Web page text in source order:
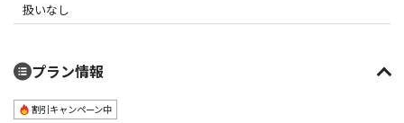
扱いなし
プラン情報
割引キャンペーン中